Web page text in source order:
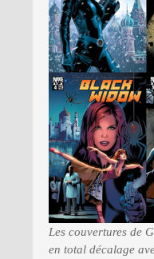
Les couvertures de
en total décalage